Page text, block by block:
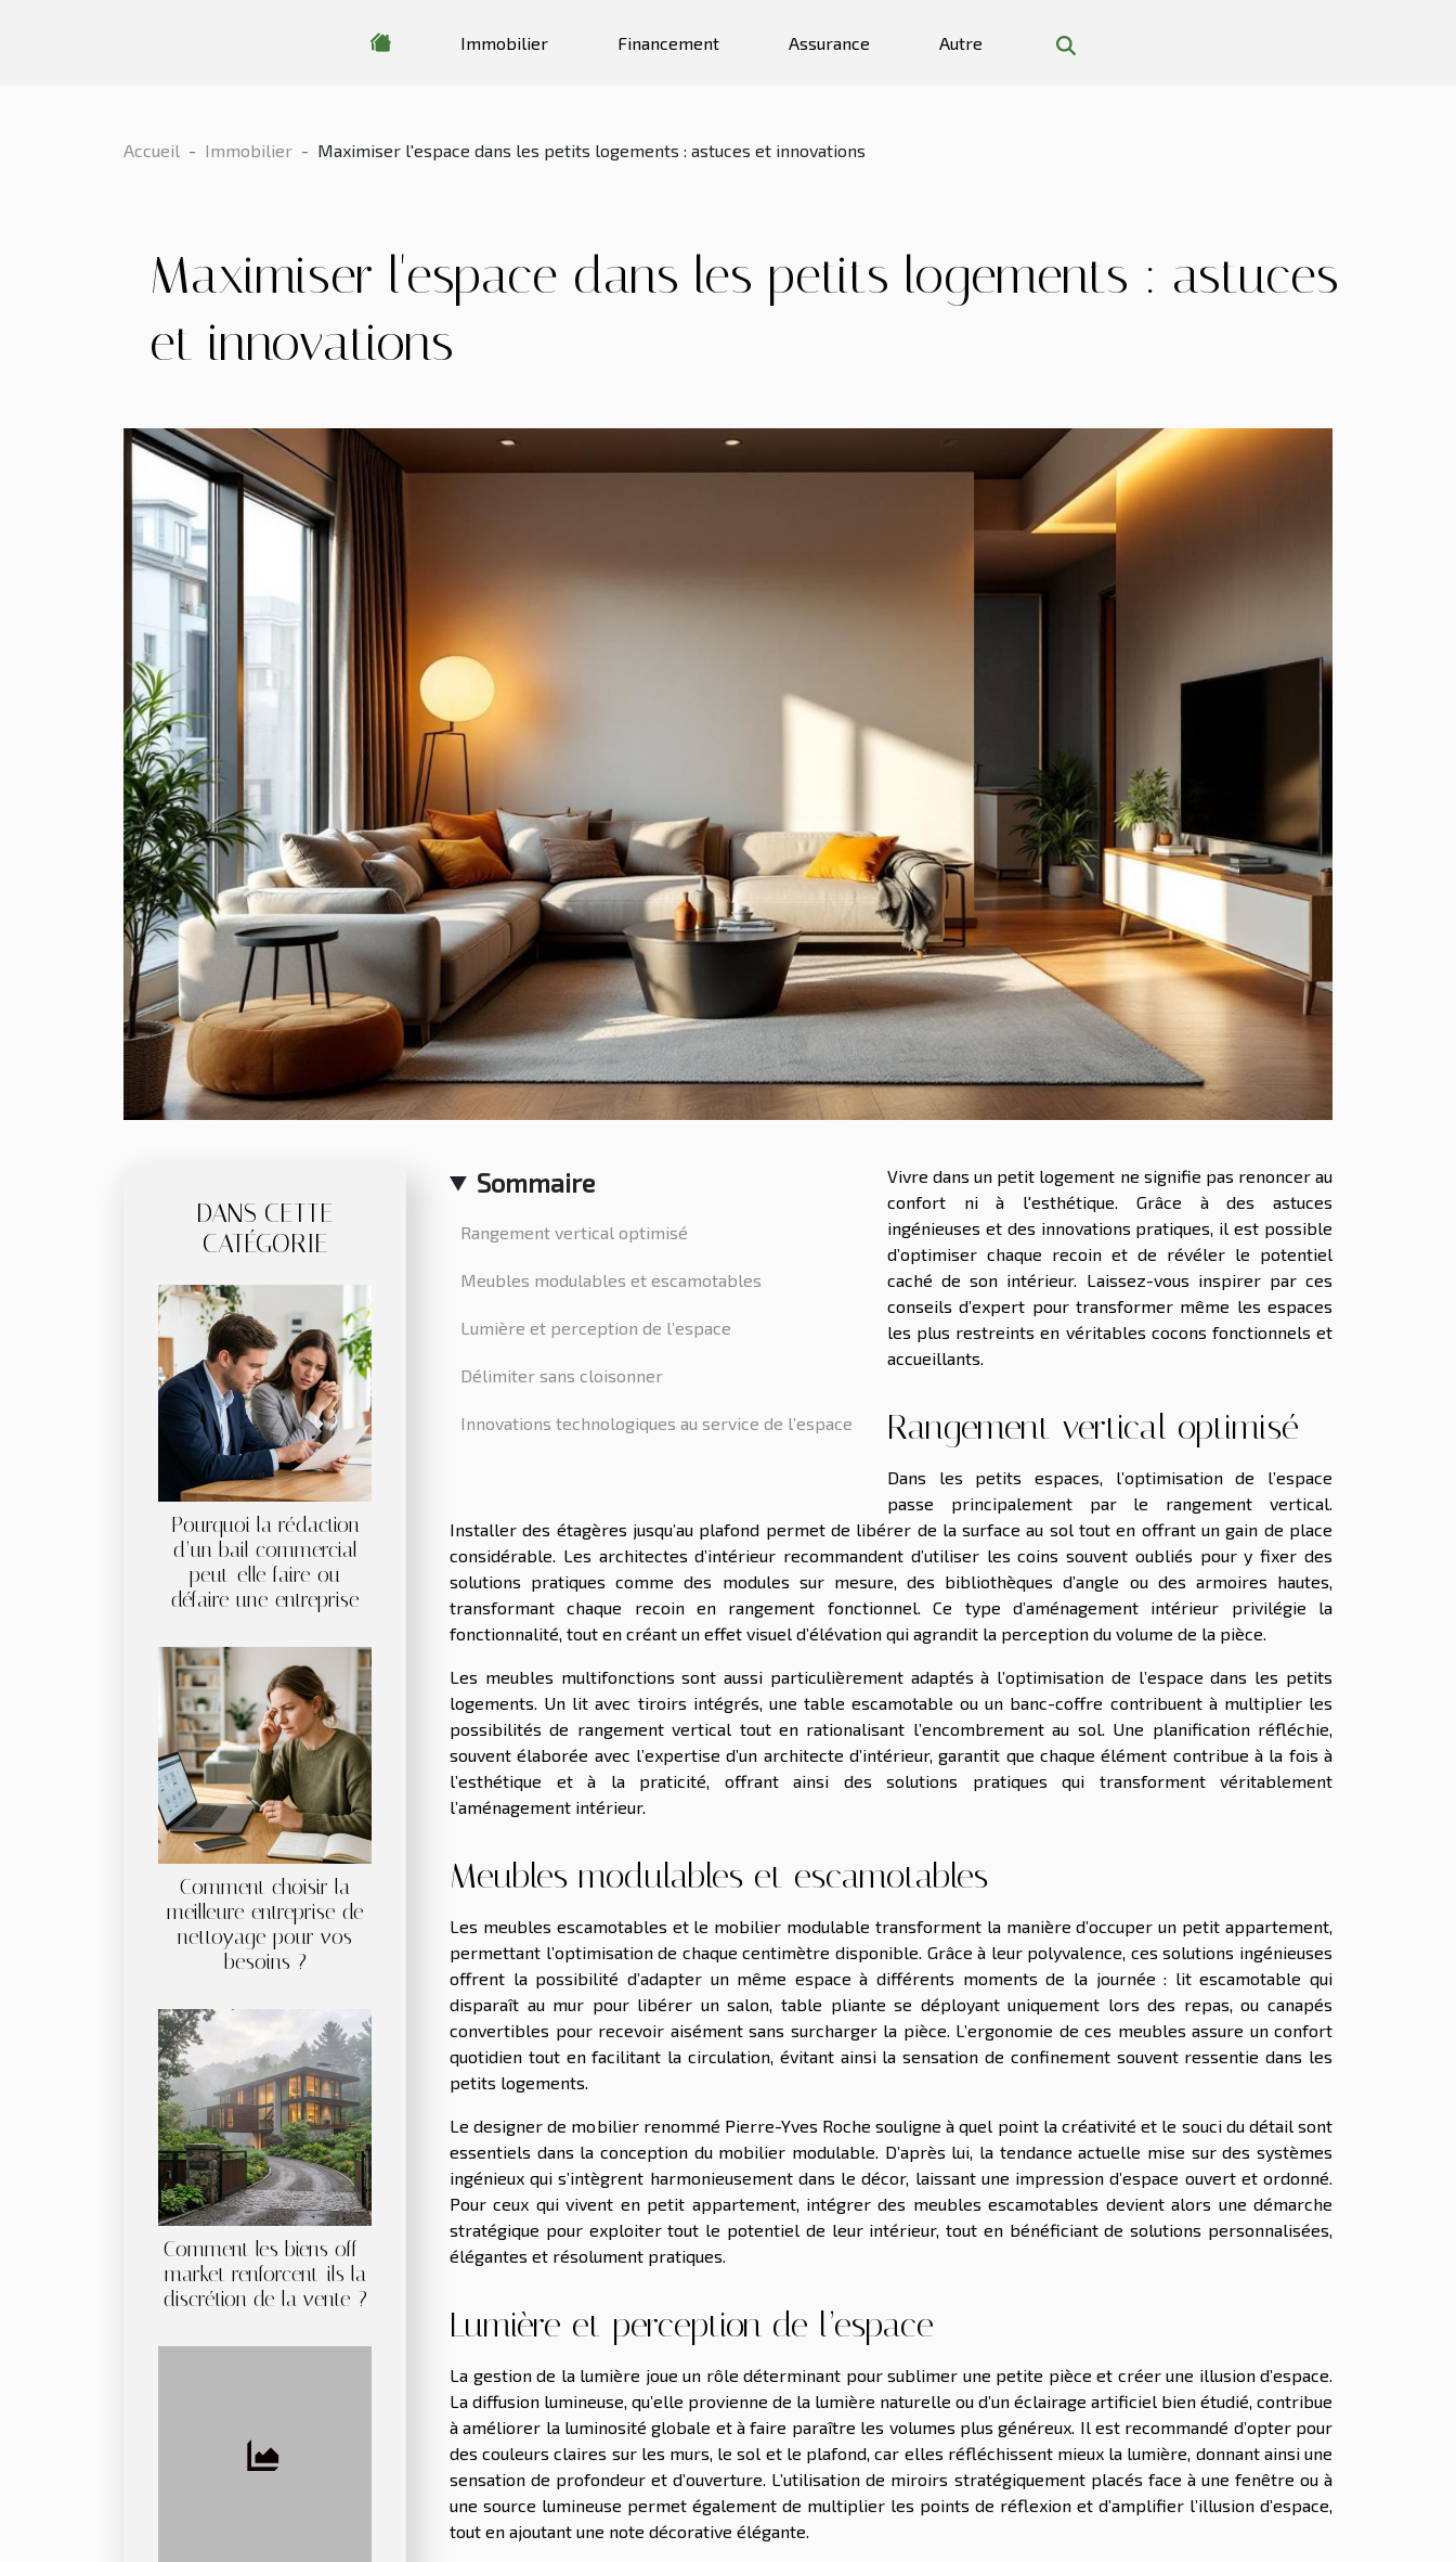
Immobilier Financement Assurance Autre
Accueil Immobilier Maximiser l'espace dans les petits logements : astuces et innovations
Maximiser l'espace dans les petits logements : astuces
et innovations
DANS CETTE
CATÉGORIE
Pourquoi la rédaction
d’un bail commercial
peut-elle faire ou
défaire une entreprise
Comment choisir la
meilleure entreprise de
nettoyage pour vos
besoins ?
Comment les biens off-
market renforcent-ils la
discrétion de la vente ?
Sommaire
Rangement vertical optimisé
Meubles modulables et escamotables
Lumière et perception de l’espace
Délimiter sans cloisonner
Innovations technologiques au service de l’espace
Vivre dans un petit logement ne signifie pas renoncer au
confort ni à l'esthétique. Grâce à des astuces
ingénieuses et des innovations pratiques, il est possible
d’optimiser chaque recoin et de révéler le potentiel
caché de son intérieur. Laissez-vous inspirer par ces
conseils d’expert pour transformer même les espaces
les plus restreints en véritables cocons fonctionnels et
accueillants.
Rangement vertical optimisé
Dans les petits espaces, l’optimisation de l’espace
passe principalement par le rangement vertical.
Installer des étagères jusqu’au plafond permet de libérer de la surface au sol tout en offrant un gain de place
considérable. Les architectes d’intérieur recommandent d’utiliser les coins souvent oubliés pour y fixer des
solutions pratiques comme des modules sur mesure, des bibliothèques d’angle ou des armoires hautes,
transformant chaque recoin en rangement fonctionnel. Ce type d’aménagement intérieur privilégie la
fonctionnalité, tout en créant un effet visuel d’élévation qui agrandit la perception du volume de la pièce.
Les meubles multifonctions sont aussi particulièrement adaptés à l’optimisation de l’espace dans les petits
logements. Un lit avec tiroirs intégrés, une table escamotable ou un banc-coffre contribuent à multiplier les
possibilités de rangement vertical tout en rationalisant l’encombrement au sol. Une planification réfléchie,
souvent élaborée avec l’expertise d’un architecte d’intérieur, garantit que chaque élément contribue à la fois à
l’esthétique et à la praticité, offrant ainsi des solutions pratiques qui transforment véritablement
l’aménagement intérieur.
Meubles modulables et escamotables
Les meubles escamotables et le mobilier modulable transforment la manière d’occuper un petit appartement,
permettant l’optimisation de chaque centimètre disponible. Grâce à leur polyvalence, ces solutions ingénieuses
offrent la possibilité d’adapter un même espace à différents moments de la journée : lit escamotable qui
disparaît au mur pour libérer un salon, table pliante se déployant uniquement lors des repas, ou canapés
convertibles pour recevoir aisément sans surcharger la pièce. L’ergonomie de ces meubles assure un confort
quotidien tout en facilitant la circulation, évitant ainsi la sensation de confinement souvent ressentie dans les
petits logements.
Le designer de mobilier renommé Pierre-Yves Roche souligne à quel point la créativité et le souci du détail sont
essentiels dans la conception du mobilier modulable. D’après lui, la tendance actuelle mise sur des systèmes
ingénieux qui s’intègrent harmonieusement dans le décor, laissant une impression d’espace ouvert et ordonné.
Pour ceux qui vivent en petit appartement, intégrer des meubles escamotables devient alors une démarche
stratégique pour exploiter tout le potentiel de leur intérieur, tout en bénéficiant de solutions personnalisées,
élégantes et résolument pratiques.
Lumière et perception de l’espace
La gestion de la lumière joue un rôle déterminant pour sublimer une petite pièce et créer une illusion d’espace.
La diffusion lumineuse, qu’elle provienne de la lumière naturelle ou d’un éclairage artificiel bien étudié, contribue
à améliorer la luminosité globale et à faire paraître les volumes plus généreux. Il est recommandé d’opter pour
des couleurs claires sur les murs, le sol et le plafond, car elles réfléchissent mieux la lumière, donnant ainsi une
sensation de profondeur et d’ouverture. L’utilisation de miroirs stratégiquement placés face à une fenêtre ou à
une source lumineuse permet également de multiplier les points de réflexion et d’amplifier l’illusion d’espace,
tout en ajoutant une note décorative élégante.